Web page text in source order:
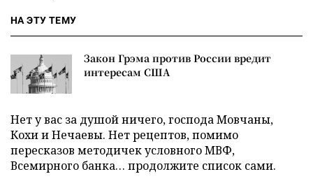
НА ЭТУ ТЕМУ
Закон Грэма против России вредит
интересам США
Нет у вас за душой ничего, господа Мовчаны,
Кохи и Нечаевы. Нет рецептов, помимо
пересказов методичек условного МВФ,
Всемирного банка… продолжите список сами.